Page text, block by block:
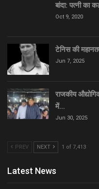
बांदा: पत्नी का
Oct 9, 2020
टेनिस की
Jun 7, 2025
राजकीय
में…
Jun 30, 2025
PREV NEXT 1 of 7,413
Latest News